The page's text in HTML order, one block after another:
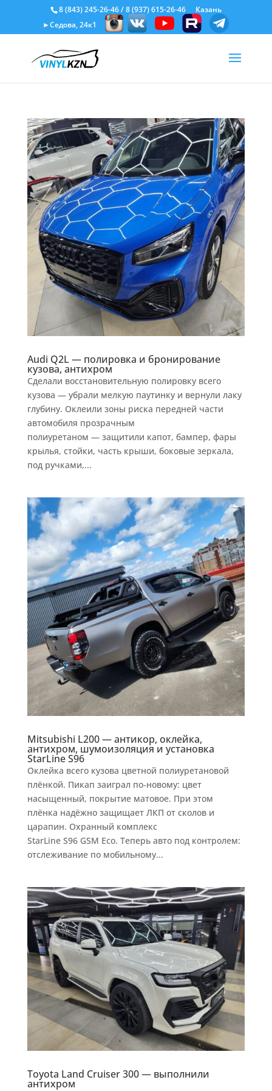
8 (843) 245-26-46/8 (937) 615-26-46
Казань
►Седова, 24к1
Audi Q2L — полировка и бронирование
кузова, антихром
Сделали восстановительную полировку всего
кузова — убрали мелкую паутинку и вернули лаку
глубину. Оклеили зоны риска передней части
автомобиля прозрачным
полиуретаном — защитили капот, бампер, фары
крылья, стойки, часть крыши, боковые зеркала,
под ручками,...
Mitsubishi L200 — антикор, оклейка,
антихром, шумоизоляция и установка
StarLine S96
Оклейка всего кузова цветной полиуретановой
плёнкой. Пикап заиграл по‑новому: цвет
насыщенный, покрытие матовое. При этом
плёнка надёжно защищает ЛКП от сколов и
царапин. Охранный комплекс
StarLine S96 GSM Eco. Теперь авто под контролем:
отслеживание по мобильному...
Toyota Land Cruiser 300 — выполнили
антихром